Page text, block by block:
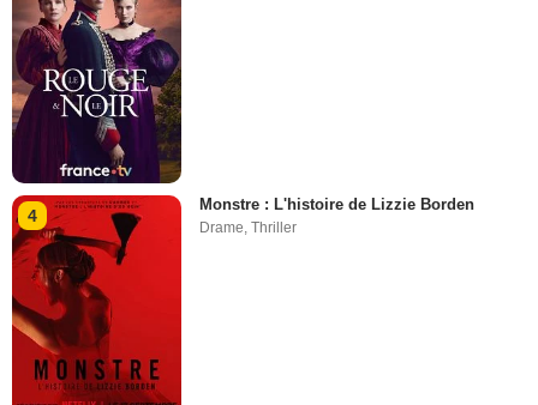
4
Monstre : L'histoire de Lizzie Borden
Drame,Thriller